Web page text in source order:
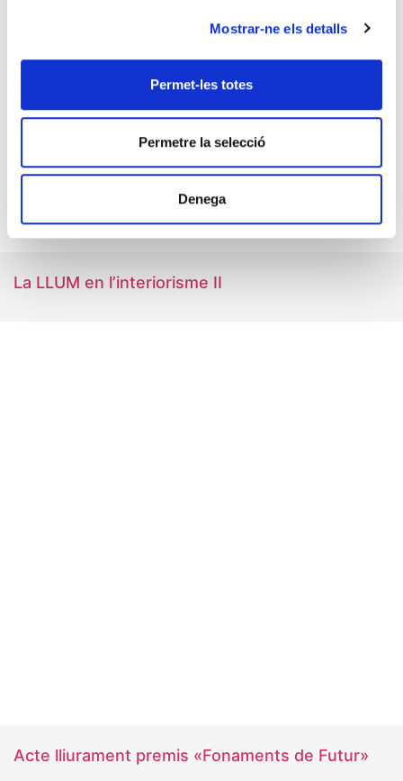
Mostrar-ne els detalls
Permet-les totes
Permetre la selecció
Denega
La LLUM en l’interiorisme II
Acte lliurament premis «Fonaments de Futur»